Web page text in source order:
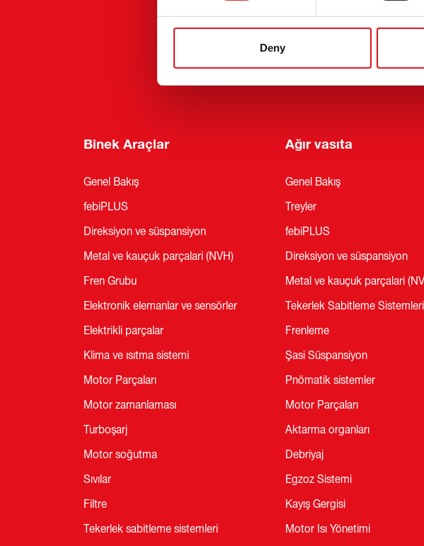
Deny
febi ProKit
Binek Araçlar
Genel Bakış
febiPLUS
Direksiyon ve süspansiyon
Metal ve kauçuk parçalari (NVH)
Fren Grubu
Elektronik elemanlar ve sensörler
Elektrikli parçalar
Klima ve ısıtma sistemi
Motor Parçaları
Motor zamanlaması
Turboşarj
Motor soğutma
Sıvılar
Filtre
Tekerlek sabitleme sistemleri
Ağır vasıta
Genel Bakış
Treyler
febiPLUS
Direksiyon ve süspansiyon
Metal ve kauçuk parçalari
Tekerlek Sabitleme Sistemleri
Frenleme
Şasi Süspansiyon
Pnömatik sistemler
Motor Parçaları
Aktarma organları
Debriyaj
Egzoz Sistemi
Kayış Gergisi
Motor Isı Yönetimi